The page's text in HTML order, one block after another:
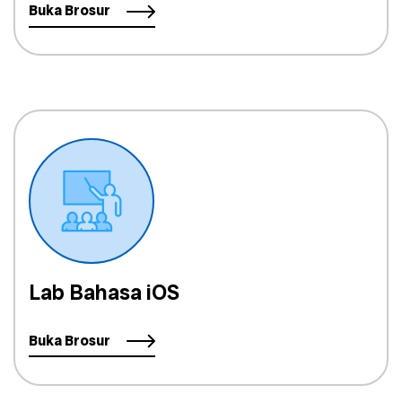
Buka Brosur
Lab Bahasa iOS
Buka Brosur